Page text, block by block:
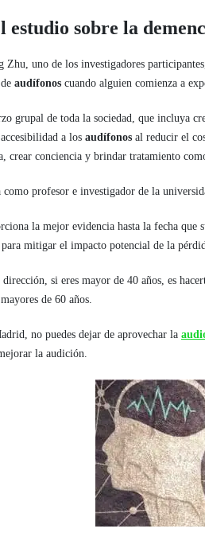
estudio sobre la
Zhu, uno de los investigadores
audífonos cuando alguien comienza a
grupal de toda la sociedad, que incluya
a los audífonos al reducir el
crear conciencia y brindar tratamiento
como profesor e investigador de la
la mejor evidencia hasta la fecha que
mitigar el impacto potencial de la
si eres mayor de 40 años, es
de 60 años.
no puedes dejar de aprovechar la
la audición.